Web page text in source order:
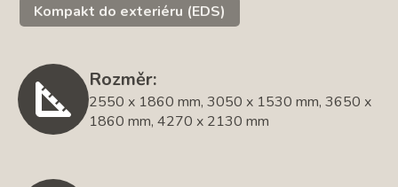
Kompakt do exteriéru (EDS)
Rozměr:
2550 x 1860 mm, 3050 x 1530 mm, 3650 x
1860 mm, 4270 x 2130 mm